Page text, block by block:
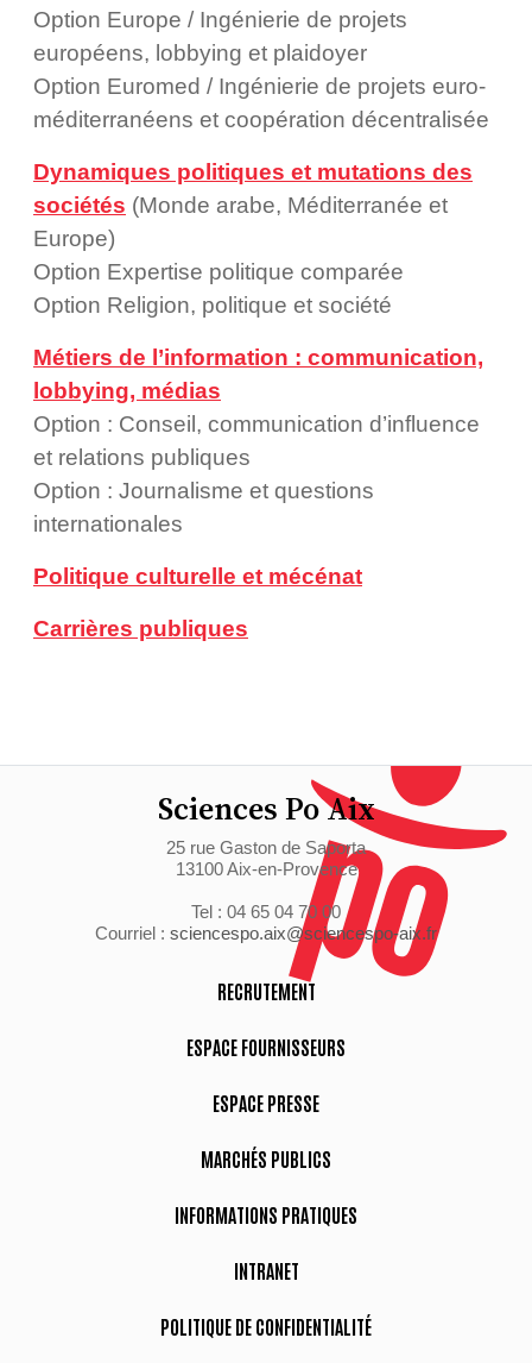
Option Europe / Ingénierie de projets
européens, lobbying et plaidoyer
Option Euromed / Ingénierie de projets euro-
méditerranéens et coopération décentralisée
Dynamiques politiques et mutations des
sociétés (Monde arabe, Méditerranée et
Europe)
Option Expertise politique comparée
Option Religion, politique et société
Métiers de l’information : communication,
lobbying, médias
Option : Conseil, communication d’influence
et relations publiques
Option : Journalisme et questions
internationales
Politique culturelle et mécénat
Carrières publiques
Sciences Po Aix
25 rue Gaston de Saporta
13100 Aix-en-Provence
Tel : 04 65 04 70 00
Courriel : sciencespo.aix@sciencespo-aix.fr
RECRUTEMENT
ESPACE FOURNISSEURS
ESPACE PRESSE
MARCHÉS PUBLICS
INFORMATIONS PRATIQUES
INTRANET
POLITIQUE DE CONFIDENTIALITÉ